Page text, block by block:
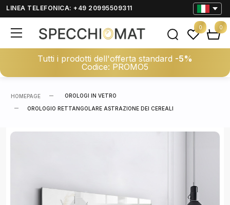
LINEA TELEFONICA: +49 20995509311
Tutti i prodotti dell'offerta standard -5%
Codice: PROMO5
0 0
HOMEPAGE OROLOGI IN VETRO
OROLOGIO RETTANGOLARE ASTRAZIONE DEI CEREALI